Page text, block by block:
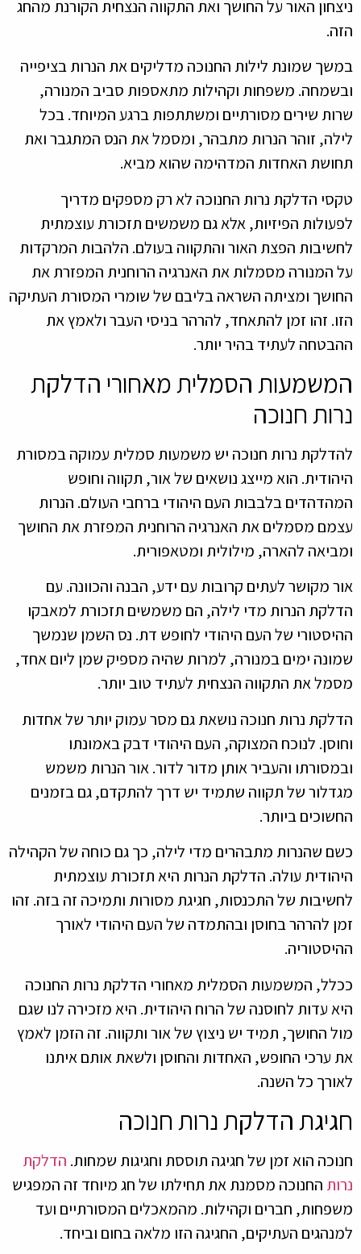
ניצחון האור על החושך ואת התקווה הנצחית הקורנת מהחג
הזה.
במשך שמונת לילות החנוכה מדליקים את הנרות בציפייה
ובשמחה. משפחות וקהילות מתאספות סביב המנורה,
שרות שירים מסורתיים ומשתתפות ברגע המיוחד. בכל
לילה, זוהר הנרות מתבהר, ומסמל את הנס המתגבר ואת
תחושת האחדות המדהימה שהוא מביא.
טקסי הדלקת נרות החנוכה לא רק מספקים מדריך
לפעולות הפיזיות, אלא גם משמשים תזכורת עוצמתית
לחשיבות הפצת האור והתקווה בעולם. הלהבות המרקדות
על המנורה מסמלות את האנרגיה הרוחנית המפזרת את
החושך ומציתה השראה בליבם של שומרי המסורת העתיקה
הזו. זהו זמן להתאחד, להרהר בניסי העבר ולאמץ את
ההבטחה לעתיד בהיר יותר.
המשמעות הסמלית מאחורי הדלקת
נרות חנוכה
להדלקת נרות חנוכה יש משמעות סמלית עמוקה במסורת
היהודית. הוא מייצג נושאים של אור, תקווה וחופש
המהדהדים בלבבות העם היהודי ברחבי העולם. הנרות
עצמם מסמלים את האנרגיה הרוחנית המפזרת את החושך
ומביאה להארה, מילולית ומטאפורית.
אור מקושר לעתים קרובות עם ידע, הבנה והכוונה. עם
הדלקת הנרות מדי לילה, הם משמשים תזכורת למאבקו
ההיסטורי של העם היהודי לחופש דת. נס השמן שנמשך
שמונה ימים במנורה, למרות שהיה מספיק שמן ליום אחד,
מסמל את התקווה הנצחית לעתיד טוב יותר.
הדלקת נרות חנוכה נושאת גם מסר עמוק יותר של אחדות
וחוסן. לנוכח המצוקה, העם היהודי דבק באמונתו
ובמסורתו והעביר אותן מדור לדור. אור הנרות משמש
מגדלור של תקווה שתמיד יש דרך להתקדם, גם בזמנים
החשוכים ביותר.
כשם שהנרות מתבהרים מדי לילה, כך גם כוחה של הקהילה
היהודית עולה. הדלקת הנרות היא תזכורת עוצמתית
לחשיבות של התכנסות, חגיגת מסורות ותמיכה זה בזה. זהו
זמן להרהר בחוסן ובהתמדה של העם היהודי לאורך
ההיסטוריה.
ככלל, המשמעות הסמלית מאחורי הדלקת נרות החנוכה
היא עדות לחוסנה של הרוח היהודית. היא מזכירה לנו שגם
מול החושך, תמיד יש ניצוץ של אור ותקווה. זה הזמן לאמץ
את ערכי החופש, האחדות והחוסן ולשאת אותם איתנו
לאורך כל השנה.
חגיגת הדלקת נרות חנוכה
חנוכה הוא זמן של חגיגה תוססת וחגיגות שמחות. הדלקת
נרות החנוכה מסמנת את תחילתו של חג מיוחד זה המפגיש
משפחות, חברים וקהילות. מהמאכלים המסורתיים ועד
למנהגים העתיקים, החגיגה הזו מלאה בחום וביחד.